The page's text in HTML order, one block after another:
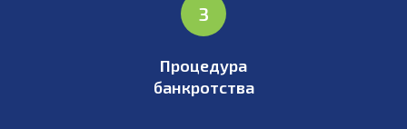
Процедура
банкротства